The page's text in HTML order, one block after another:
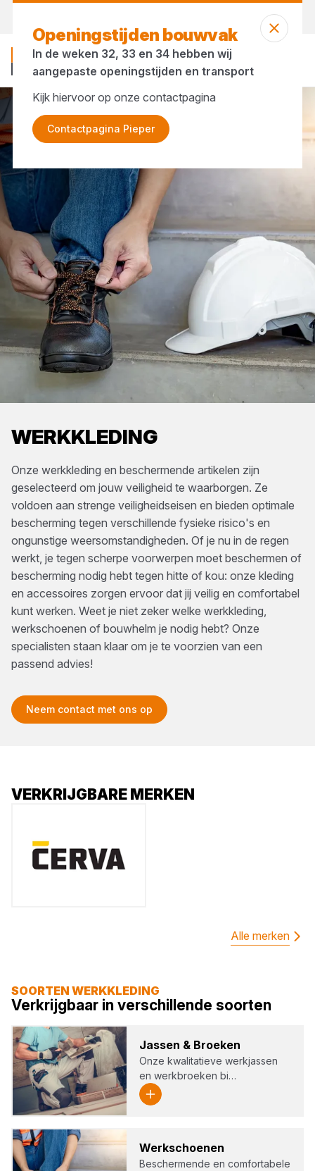
WERKKLEDING
Onze werkkleding en beschermende artikelen zijn
geselecteerd om jouw veiligheid te waarborgen. Ze
voldoen aan strenge veiligheidseisen en bieden optimale
bescherming tegen verschillende fysieke risico's en
ongunstige weersomstandigheden. Of je nu in de regen
werkt, je tegen scherpe voorwerpen moet beschermen of
bescherming nodig hebt tegen hitte of kou: onze kleding
en accessoires zorgen ervoor dat jij veilig en comfortabel
kunt werken. Weet je niet zeker welke werkkleding,
werkschoenen of bouwhelm je nodig hebt? Onze
specialisten staan klaar om je te voorzien van een
passend advies!
Neem contact met ons op
Werkkleding
VERKRIJGBARE MERKEN
Alle merken
SOORTEN WERKKLEDING
Verkrijgbaar in verschillende soorten
Jas­sen & Broe­ken
Onze kwalitatieve werkjassen
en werkbroeken bi…
Werk­schoe­nen
Beschermende en comfortabele
Openingstijden bouwvak
In de weken 32, 33 en 34 hebben wij
aangepaste openingstijden en transport
Kijk hiervoor op onze contactpagina
Contactpagina Pieper